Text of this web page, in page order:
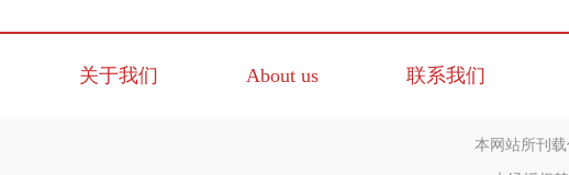
关于我们 About us 联系我们
本网站所刊